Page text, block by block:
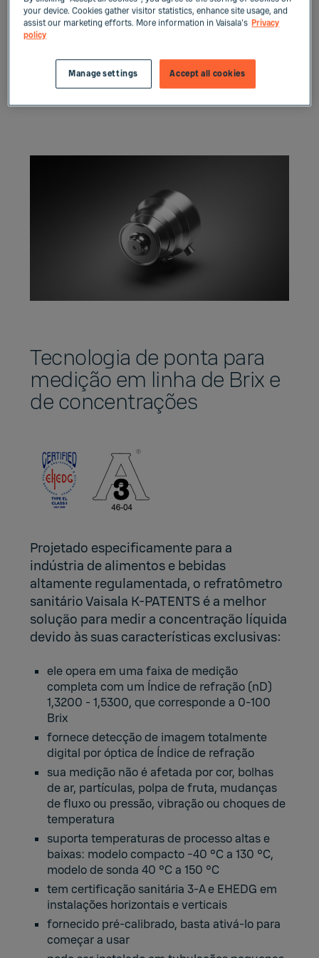
aparelho garante maior eficiência nos
processos, uso sustentável de recursos e
rendimento maximizado, além de eliminar
remoções dispendiosas de produtos do
mercado.
Tecnologia de ponta para
medição em linha de Brix e
de concentrações
Projetado especificamente para a
indústria de alimentos e bebidas
altamente regulamentada, o refratômetro
sanitário Vaisala K-PATENTS é a melhor
solução para medir a concentração líquida
devido às suas características exclusivas:
ele opera em uma faixa de medição
completa com um Índice de refração (nD)
1,3200 - 1,5300, que corresponde a 0-100
Brix
fornece detecção de imagem totalmente
digital por óptica de Índice de refração
sua medição não é afetada por cor, bolhas
de ar, partículas, polpa de fruta, mudanças
de fluxo ou pressão, vibração ou choques de
temperatura
suporta temperaturas de processo altas e
baixas: modelo compacto −40 °C a 130 °C,
modelo de sonda 40 °C a 150 °C
tem certificação sanitária 3-A e EHEDG em
instalações horizontais e verticais
fornecido pré-calibrado, basta ativá-lo para
começar a usar
your device. Cookies gather visitor statistics, enhance site usage, and
assist our marketing efforts. More information in Vaisala's Privacy
policy
Accept all cookies
Manage settings